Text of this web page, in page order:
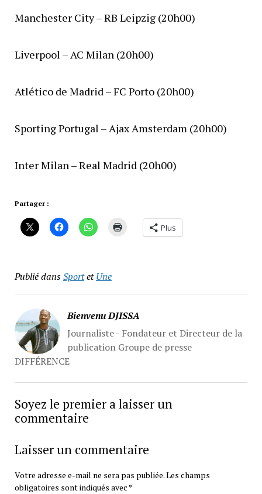
Manchester City – RB Leipzig (20h00)
Liverpool – AC Milan (20h00)
Atlético de Madrid – FC Porto (20h00)
Sporting Portugal – Ajax Amsterdam (20h00)
Inter Milan – Real Madrid (20h00)
Partager :
Plus
Publié dansSportetUne
Bienvenu DJISSA
Journaliste - Fondateur et Directeur de la
publication Groupe de presse
DIFFÉRENCE
Soyez le premier a laisser un
commentaire
Laisser un commentaire
Votre adresse e-mail ne sera pas publiée.Les champs
obligatoires sont indiqués avec *